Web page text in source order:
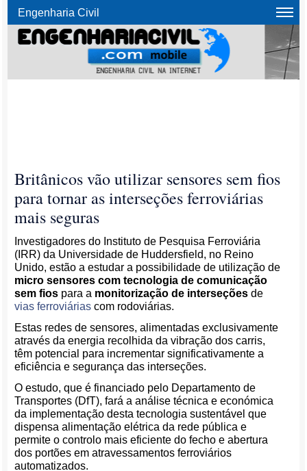
Engenharia Civil
Britânicos vão utilizar sensores sem fios
para tornar as interseções ferroviárias
mais seguras
Investigadores do Instituto de Pesquisa Ferroviária
(IRR) da Universidade de Huddersfield, no Reino
Unido, estão a estudar a possibilidade de utilização de
micro sensores com tecnologia de comunicação
sem fios para a monitorização de interseções de
vias ferroviárias com rodoviárias.
Estas redes de sensores, alimentadas exclusivamente
através da energia recolhida da vibração dos carris,
têm potencial para incrementar significativamente a
eficiência e segurança das interseções.
O estudo, que é financiado pelo Departamento de
Transportes (DfT), fará a análise técnica e económica
da implementação desta tecnologia sustentável que
dispensa alimentação elétrica da rede pública e
permite o controlo mais eficiente do fecho e abertura
dos portões em atravessamentos ferroviários
automatizados.